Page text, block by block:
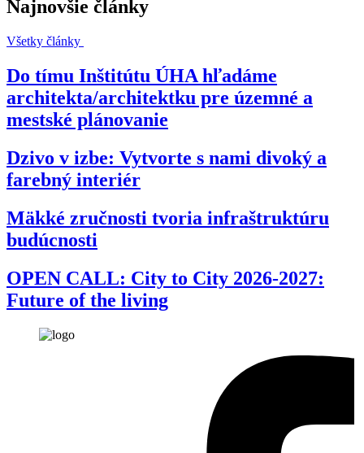
Najnovšie články
Všetky články
Do tímu Inštitútu ÚHA hľadáme
architekta/architektku pre územné a
mestské plánovanie
Dzivo v izbe: Vytvorte s nami divoký a
farebný interiér
Mäkké zručnosti tvoria infraštruktúru
budúcnosti
OPEN CALL: City to City 2026-2027:
Future of the living